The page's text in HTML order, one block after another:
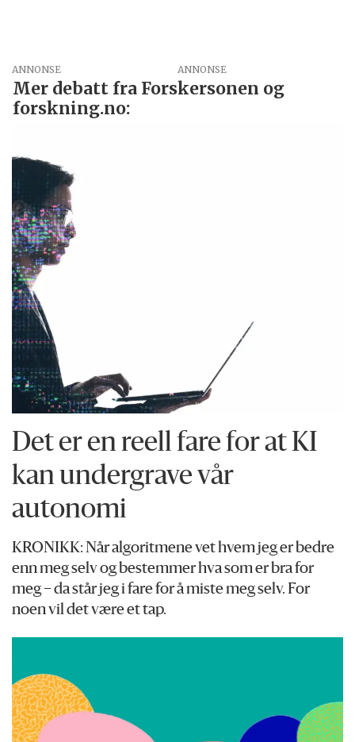
ANNONSE
Mer debatt fra Forskersonen og
forskning.no:
Det er en reell fare for at KI
kan undergrave vår
autonomi
KRONIKK: Når algoritmene vet hvem jeg er bedre
enn meg selv og bestemmer hva som er bra for
meg – da står jeg i fare for å miste meg selv. For
noen vil det være et tap.